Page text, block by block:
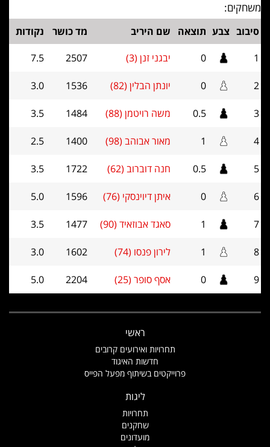
משחקים:
סיבוב צבע תוצאה שם היריב מד כושר
נקודות
1
0 יבגני זנן (3) 2507
7.5
2
0 יונתן הבלין (82) 1536
3.0
3
0.5 משה רויטמן (88) 1484
3.5
4
1 מאור אבוהב (98) 1400
2.5
5
0.5 חנה דוברוב (62) 1722
3.5
6
0 איתן דיוינסקי (76) 1596
5.0
7
1 סאגד אבוזאיד (90) 1477
3.5
8
1 לירון פנסו (74) 1602
3.0
9
0 אסף סופר (25) 2204
5.0
ראשי
תחרויות ואירועים קרובים
חדשות האיגוד
פרוייקטים בשיתוף מפעל הפייס
ליגות
תחרויות
שחקנים
מועדונים